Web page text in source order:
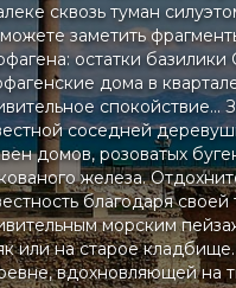
сквозь туман
заметить
остатки
дома в
соседней
домов, розоватых
железа.
благодаря
морским
или на старое
вдохновляющей на